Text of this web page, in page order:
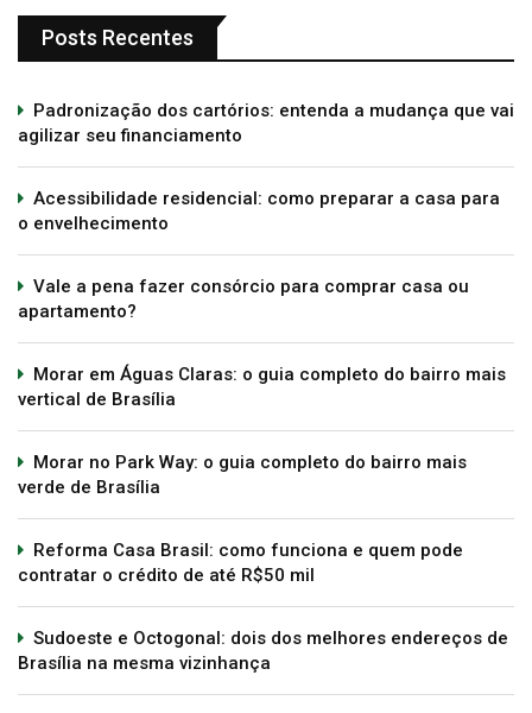
Posts Recentes
Padronização dos cartórios: entenda a mudança que vai
agilizar seu financiamento
Acessibilidade residencial: como preparar a casa para
o envelhecimento
Vale a pena fazer consórcio para comprar casa ou
apartamento?
Morar em Águas Claras: o guia completo do bairro mais
vertical de Brasília
Morar no Park Way: o guia completo do bairro mais
verde de Brasília
Reforma Casa Brasil: como funciona e quem pode
contratar o crédito de até R$50 mil
Sudoeste e Octogonal: dois dos melhores endereços de
Brasília na mesma vizinhança